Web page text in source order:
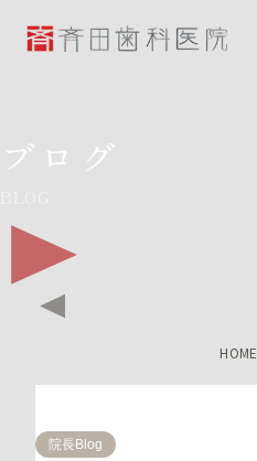
斉田歯科医院
ブログ
HOME
院長Blog